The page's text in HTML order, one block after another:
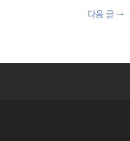
다음 글→